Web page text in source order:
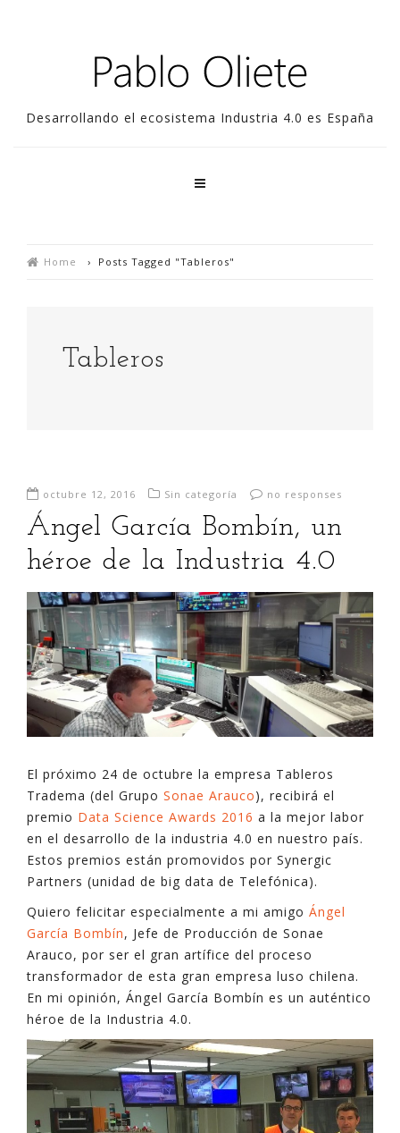
Desarrollando el ecosistema Industria 4.0 es España
Home › Posts Tagged "Tableros"
Tableros
octubre 12, 2016 Sin categoría no responses
Ángel García Bombín, un
héroe de la Industria 4.0
El próximo 24 de octubre la empresa Tableros
Tradema (del Grupo Sonae Arauco), recibirá el
premio Data Science Awards 2016 a la mejor labor
en el desarrollo de la industria 4.0 en nuestro país.
Estos premios están promovidos por Synergic
Partners (unidad de big data de Telefónica).
Quiero felicitar especialmente a mi amigo Ángel
García Bombín, Jefe de Producción de Sonae
Arauco, por ser el gran artífice del proceso
transformador de esta gran empresa luso chilena.
En mi opinión, Ángel García Bombín es un auténtico
héroe de la Industria 4.0.